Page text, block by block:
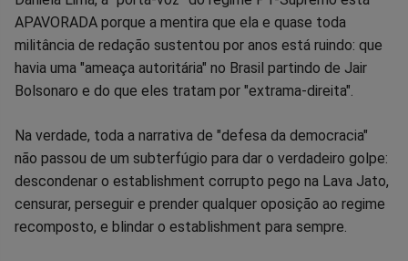
no
Facebook
no
Whatsapp
no
Twitter
no
Messenger
no
Telegram
no
Gettr
APAVORADA porque a mentira que ela e quase toda
militância de redação sustentou por anos está ruindo: que
havia uma "ameaça autoritária" no Brasil partindo de Jair
Bolsonaro e do que eles tratam por "extrama-direita".
Na verdade, toda a narrativa de "defesa da democracia"
não passou de um subterfúgio para dar o verdadeiro golpe:
descondenar o establishment corrupto pego na Lava Jato,
censurar, perseguir e prender qualquer oposição ao regime
recomposto, e blindar o establishment para sempre.